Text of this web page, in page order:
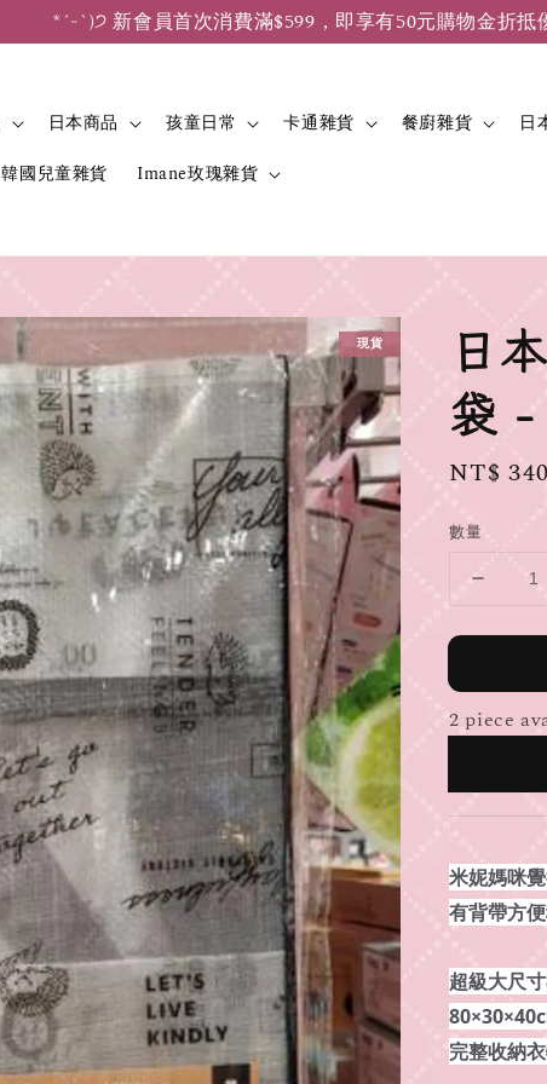
*ˊᵕˋ)੭ 新會員首次消費滿$599，即享有50元購物金折抵
日本商品 孩童日常 卡通雜貨 餐廚雜貨 日
韓國兒童雜貨 Imane玫瑰雜貨
現貨
日
袋
Regular
NT$ 340
數量
2 piece
米妮媽咪
有背帶方
超級大尺
完整收納